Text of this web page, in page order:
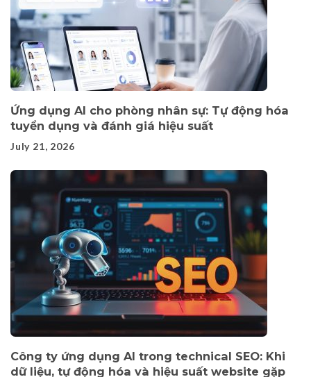
Ứng dụng AI cho phòng nhân sự: Tự động hóa
tuyển dụng và đánh giá hiệu suất
July 21, 2026
Công ty ứng dụng AI trong technical SEO: Khi
dữ liệu, tự động hóa và hiệu suất website gặp